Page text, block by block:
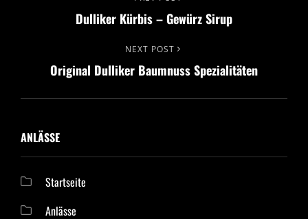
NavigationDulliker Kürbis – Gewürz Sirup
NEXT POST
Original Dulliker Baumnuss Spezialitäten
ANLÄSSE
Startseite
Anlässe